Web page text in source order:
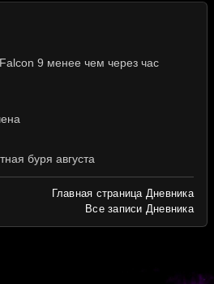
9 менее чем через час
буря августа
Главная страница Дневника
Все записи Дневника